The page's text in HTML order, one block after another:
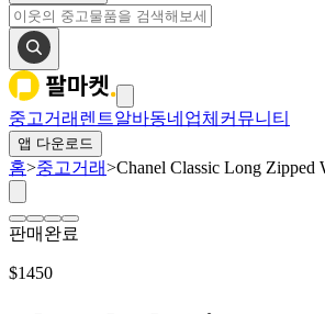
중고거래 렌트알바동네업체 커뮤니티
앱 다운로드
홈>중고거래>Chanel Classic Long Zipped
판매완료
$1450